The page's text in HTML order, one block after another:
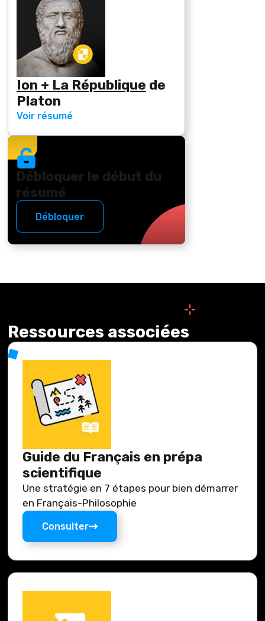
Ion + La République de
Platon
Voir résumé
Débloquer le début du
résumé
Débloquer
Ressources associées
Guide du Français en prépa
scientifique
Une stratégie en 7 étapes pour bien démarrer
en Français-Philosophie
Consulter